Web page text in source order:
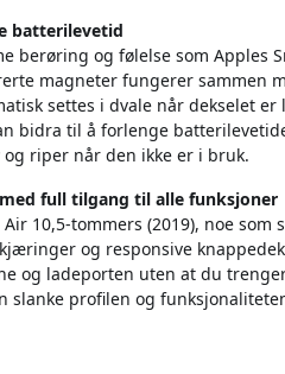
batterilevetid
berøring og følelse som Apples
magneter fungerer sammen
settes i dvale når dekselet er
bidra til å forlenge
riper når den ikke er i bruk.
full tilgang til alle funksjoner
10,5-tommers (2019), noe som
og responsive
og ladeporten uten at du
profilen og